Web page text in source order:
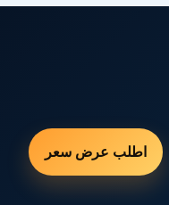
اطلب عرض سعر